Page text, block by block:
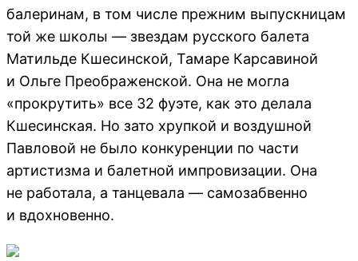
балеринам, в том числе прежним выпускницам
той же школы — звездам русского балета
Матильде Кшесинской, Тамаре Карсавиной
и Ольге Преображенской. Она не могла
«прокрутить» все 32 фуэте, как это делала
Кшесинская. Но зато хрупкой и воздушной
Павловой не было конкуренции по части
артистизма и балетной импровизации. Она
не работала, а танцевала — самозабвенно
и вдохновенно.